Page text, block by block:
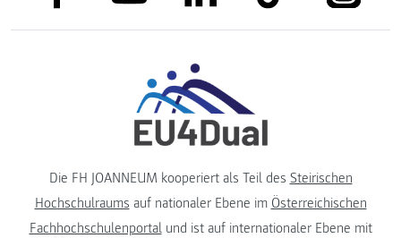
Die FH JOANNEUM kooperiert als Teil des Steirischen
Hochschulraums auf nationaler Ebene im Österreichischen
Fachhochschulenportalund ist auf internationaler Ebene mit